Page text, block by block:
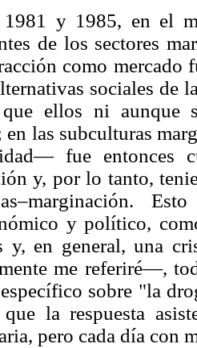
y 1985, en el
de los sectores
como
sociales de
ellos ni aunque
las subculturas
fue entonces
y, por lo tanto,
y político,
y, en general, una
me referiré—,
sobre "la
que la respuesta
pero cada día con